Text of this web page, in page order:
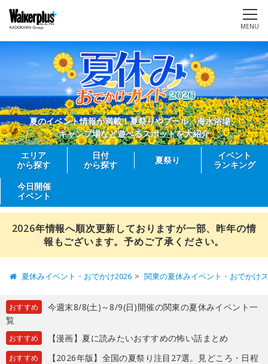
MENU
夏のイベント情報が満載！夏祭りやプール、海水浴場、
キャンプ場など遊べるスポットを大紹介
エリア
から探す
日付
から探す
夏祭り
イベント
ランキング
今日開催
イベント
2026年情報へ順次更新しておりますが一部、昨年の情
報もございます。予めご了承ください。
夏休みイベント・おでかけ2026 関東の夏休みイベント・おでかけ
おすすめ
今週末8/8(土)～8/9(日)開催の関東の夏休みイベント一
覧
おすすめ 【漫画】夏に読みたいおすすめの怖い話まとめ
おすすめ
【2026年版】全国の夏祭り注目27選。見どころ・日程